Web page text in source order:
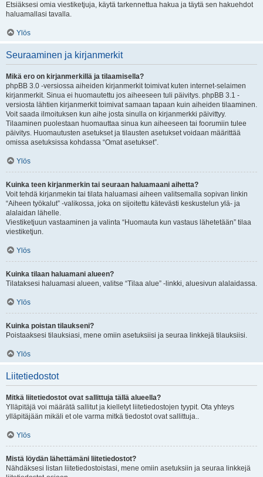
Etsiäksesi omia viestiketjuja, käytä tarkennettua hakua ja täytä sen hakuehdot
haluamallasi tavalla.
Ylös
Seuraaminen ja kirjanmerkit
Mikä ero on kirjanmerkillä ja tilaamisella?
phpBB 3.0 -versiossa aiheiden kirjanmerkit toimivat kuten internet-selaimen
kirjanmerkit. Sinua ei huomautettu jos aiheeseen tuli päivitys. phpBB 3.1 -
versiosta lähtien kirjanmerkit toimivat samaan tapaan kuin aiheiden tilaaminen.
Voit saada ilmoituksen kun aihe josta sinulla on kirjanmerkki päivittyy.
Tilaaminen puolestaan huomauttaa sinua kun aiheeseen tai foorumiin tulee
päivitys. Huomautusten asetukset ja tilausten asetukset voidaan määrittää
omissa asetuksissa kohdassa “Omat asetukset”.
Ylös
Kuinka teen kirjanmerkin tai seuraan haluamaani aihetta?
Voit tehdä kirjanmekin tai tilata haluamasi aiheen valitsemalla sopivan linkin
“Aiheen työkalut” -valikossa, joka on sijoitettu kätevästi keskustelun ylä- ja
alalaidan lähelle.
Viestiketjuun vastaaminen ja valinta “Huomauta kun vastaus lähetetään” tilaa
viestiketjun.
Ylös
Kuinka tilaan haluamani alueen?
Tilataksesi haluamasi alueen, valitse “Tilaa alue” -linkki, aluesivun alalaidassa.
Ylös
Kuinka poistan tilaukseni?
Poistaaksesi tilauksiasi, mene omiin asetuksiisi ja seuraa linkkejä tilauksiisi.
Ylös
Liitetiedostot
Mitkä liitetiedostot ovat sallittuja tällä alueella?
Ylläpitäjä voi määrätä sallitut ja kielletyt liitetiedostojen tyypit. Ota yhteys
ylläpitäjään mikäli et ole varma mitkä tiedostot ovat sallittuja..
Ylös
Mistä löydän lähettämäni liitetiedostot?
Nähdäksesi listan liitetiedostoistasi, mene omiin asetuksiin ja seuraa linkkejä